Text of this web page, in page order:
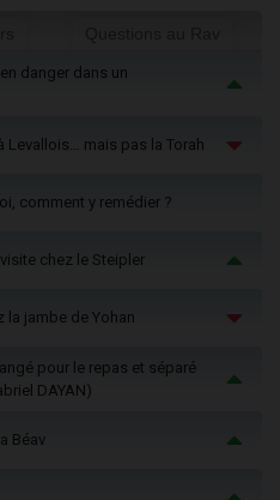
danger dans un
Levallois… mais pas la Torah
comment y remédier ?
chez le Steipler
la jambe de Yohan
pour le repas et séparé
DAYAN)
Béav